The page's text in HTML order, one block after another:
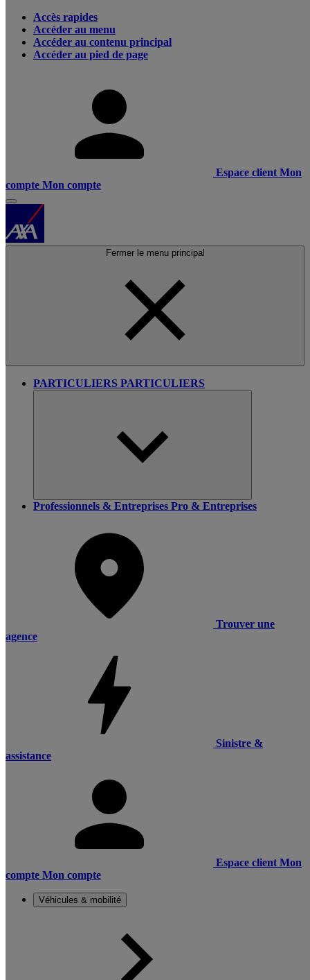
Accès rapides
Accéder au menu
Accéder au contenu principal
Accéder au pied de page
Espace client Mon
compte Mon compte
Fermer le menu principal
PARTICULIERS PARTICULIERS
Professionnels & Entreprises Pro & Entreprises
Trouver une
agence
Sinistre &
assistance
Espace client Mon
compte Mon compte
Véhicules & mobilité